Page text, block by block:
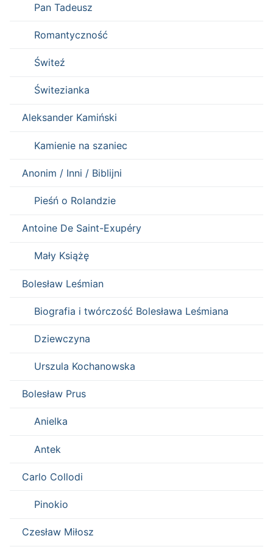
Pan Tadeusz
Romantyczność
Świteź
Świtezianka
Aleksander Kamiński
Kamienie na szaniec
Anonim / Inni / Biblijni
Pieśń o Rolandzie
Antoine De Saint-Exupéry
Mały Książę
Bolesław Leśmian
Biografia i twórczość Bolesława Leśmiana
Dziewczyna
Urszula Kochanowska
Bolesław Prus
Anielka
Antek
Carlo Collodi
Pinokio
Czesław Miłosz